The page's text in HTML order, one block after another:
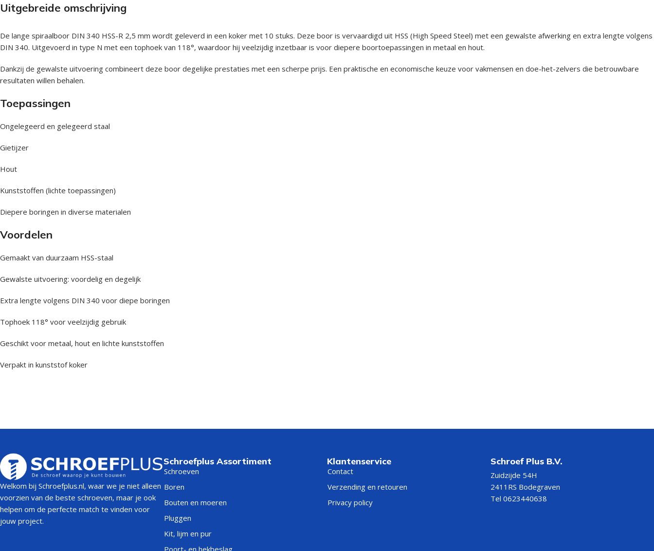
Uitgebreide omschrijving
De lange spiraalboor DIN 340 HSS-R 2,5 mm wordt geleverd in een koker met 10 stuks. Deze boor is vervaardigd uit HSS (High Speed Steel) met een gewalste afwerking en extra lengte volgens
DIN 340. Uitgevoerd in type N met een tophoek van 118°, waardoor hij veelzijdig inzetbaar is voor diepere boortoepassingen in metaal en hout.
Dankzij de gewalste uitvoering combineert deze boor degelijke prestaties met een scherpe prijs. Een praktische en economische keuze voor vakmensen en doe-het-zelvers die betrouwbare
resultaten willen behalen.
Toepassingen
Ongelegeerd en gelegeerd staal
Gietijzer
Hout
Kunststoffen (lichte toepassingen)
Diepere boringen in diverse materialen
Voordelen
Gemaakt van duurzaam HSS-staal
Gewalste uitvoering: voordelig en degelijk
Extra lengte volgens DIN 340 voor diepe boringen
Tophoek 118° voor veelzijdig gebruik
Geschikt voor metaal, hout en lichte kunststoffen
Verpakt in kunststof koker
Welkom bij Schroefplus.nl, waar we je niet alleen
voorzien van de beste schroeven, maar je ook
helpen om de perfecte match te vinden voor
jouw project.
Schroefplus Assortiment
Schroeven
Boren
Bouten en moeren
Pluggen
Kit, lijm en pur
Poort- en hekbeslag
Klantenservice
Contact
Verzending en retouren
Privacy policy
Schroef Plus B.V.
Zuidzijde 54H
2411RS Bodegraven
Tel 0623440638